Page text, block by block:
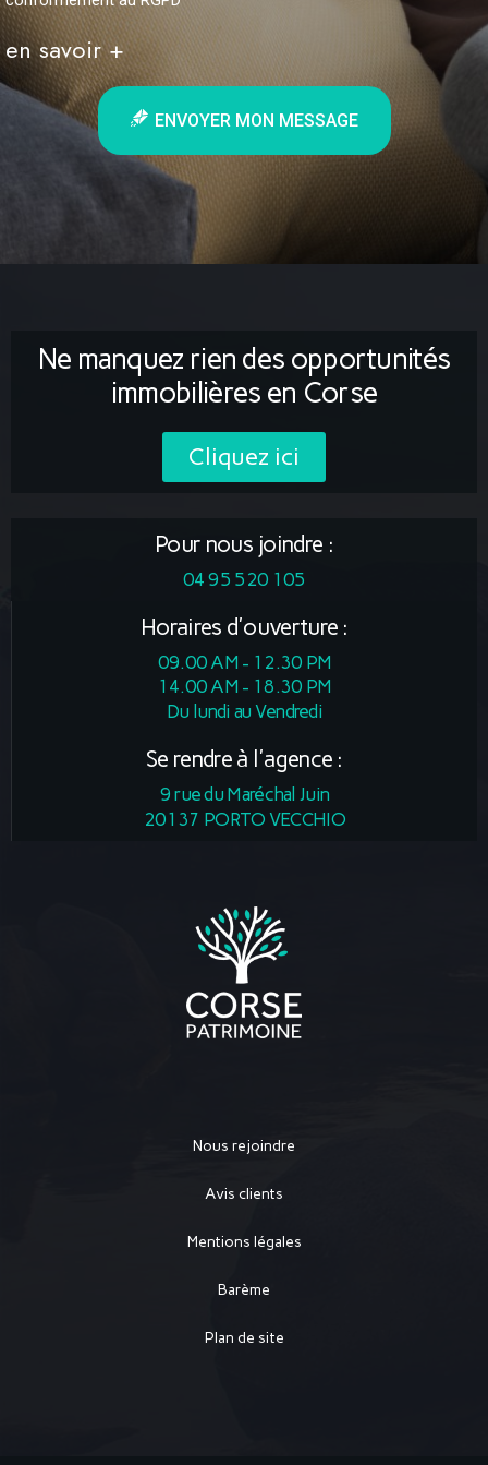
en savoir +
ENVOYER MON MESSAGE
Ne manquez rien des opportunités
immobilières en Corse
Cliquez ici
Pour nous joindre :
04 95 520 105
Horaires d'ouverture :
09.00 AM - 12.30 PM
14.00 AM - 18.30 PM
Du lundi au Vendredi
Se rendre à l'agence :
9 rue du Maréchal Juin
20137 PORTO VECCHIO
Nous rejoindre
Avis clients
Mentions légales
Barème
Plan de site